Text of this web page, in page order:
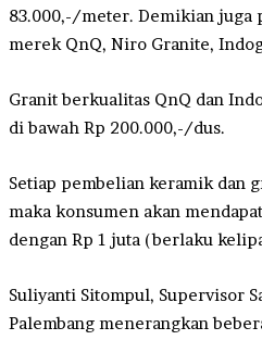
83.000,-/meter. Demikian
merek QnQ, Niro Granite,
Granit berkualitas QnQ dan
di bawah Rp 200.000,-/dus.
Setiap pembelian keramik dan
maka konsumen akan
dengan Rp 1 juta (berlaku
Suliyanti Sitompul, Supervisor
Palembang menerangkan